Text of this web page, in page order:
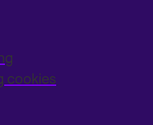
cookies